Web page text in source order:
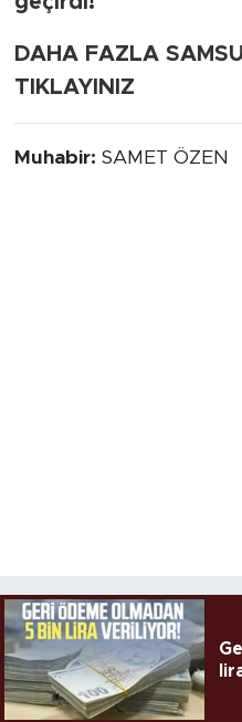
DAHA FAZLA
TIKLAYINIZ
Muhabir: SAMET ÖZEN